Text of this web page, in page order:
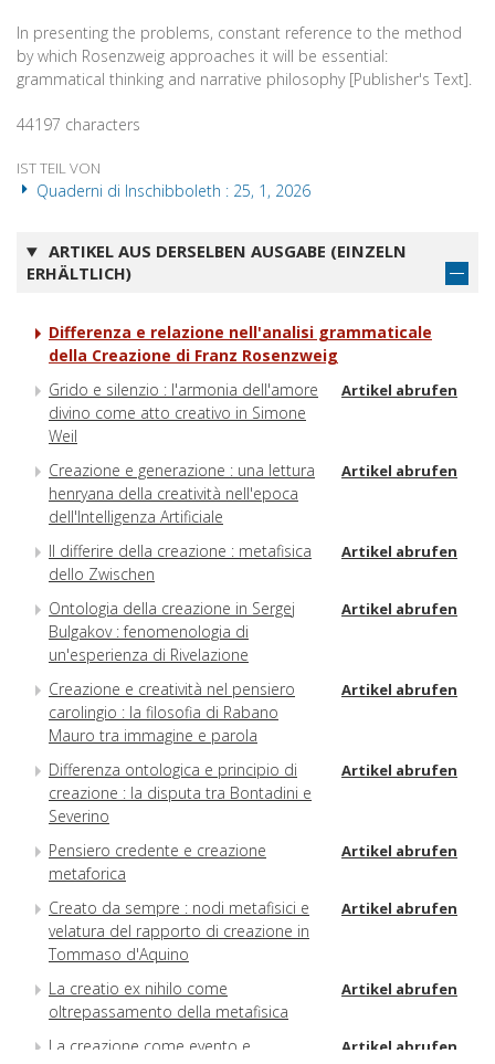
In presenting the problems, constant reference to the method
by which Rosenzweig approaches it will be essential:
grammatical thinking and narrative philosophy [Publisher's Text].
44197 characters
IST TEIL VON
Quaderni di Inschibboleth : 25, 1, 2026
ARTIKEL AUS DERSELBEN AUSGABE (EINZELN
ERHÄLTLICH)
Differenza e relazione nell'analisi grammaticale
della Creazione di Franz Rosenzweig
Grido e silenzio : l'armonia dell'amore
divino come atto creativo in Simone
Weil
Artikel abrufen
Creazione e generazione : una lettura
henryana della creatività nell'epoca
dell'Intelligenza Artificiale
Artikel abrufen
Il differire della creazione : metafisica
dello Zwischen
Artikel abrufen
Ontologia della creazione in Sergej
Bulgakov : fenomenologia di
un'esperienza di Rivelazione
Artikel abrufen
Creazione e creatività nel pensiero
carolingio : la filosofia di Rabano
Mauro tra immagine e parola
Artikel abrufen
Differenza ontologica e principio di
creazione : la disputa tra Bontadini e
Severino
Artikel abrufen
Pensiero credente e creazione
metaforica
Artikel abrufen
Creato da sempre : nodi metafisici e
velatura del rapporto di creazione in
Tommaso d'Aquino
Artikel abrufen
La creatio ex nihilo come
oltrepassamento della metafisica
Artikel abrufen
La creazione come evento e
Artikel abrufen